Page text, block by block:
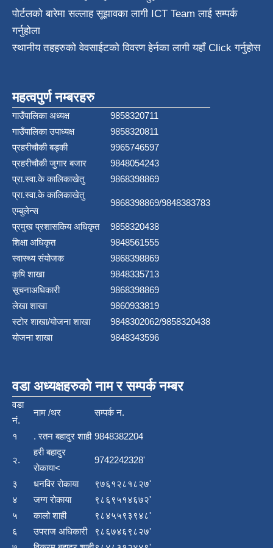
पोर्टलको बारेमा सल्लाह सूझावका लागी ICT Teamलाई सम्पर्क
गर्नुहोला
स्थानीय तहहरुको वेवसाईटको विवरण हेर्नका लागी यहाँ Click गर्नुहोस
महत्वपुर्ण नम्बरहरु
गाउँपालिका अध्यक्ष
9858320711
गाउँपालिका उपाध्यक्ष
9858320811
प्रहरीचौकी बड्की
9965746597
प्रहरीचौकी जुगार बजार
9848054243
प्रा.स्वा.के कालिकाखेतु
9868398869
प्रा.स्वा.के कालिकाखेतु
एम्बुलेन्स
9868398869/9848383783
प्रमुख प्रशासकिय अधिकृत
9858320438
शिक्षा अधिकृत
9848561555
स्वास्थ्य संयोजक
9868398869
कृषि शाखा
9848335713
सूचनाअधिकारी
9868398869
लेखा शाखा
9860933819
स्टाेर शाखा/योजना शाखा
9848302062/9858320438
योजना शाखा
9848343596
वडा अध्यक्षहरुको नाम र सम्पर्क नम्बर
वडा
नं.
नाम /थर सम्पर्क न.
१ . रतन बहादुर शाही 9848382204
२.
हरी बहादुर
रोकाया<
9742242328'
३ धनविर रोकाया
९७६१२८१८२७'
४
जग्ग रोकाया
९८६९५१४६७२'
५
कालो शाही
९८४५५९३९४८'
६
उपराज अधिकारी
९८६७४६९८२७'